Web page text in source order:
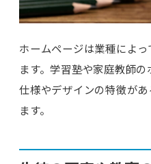
ホームページは業種によ
ます。学習塾や家庭教師
仕様やデザインの特徴が
ます。